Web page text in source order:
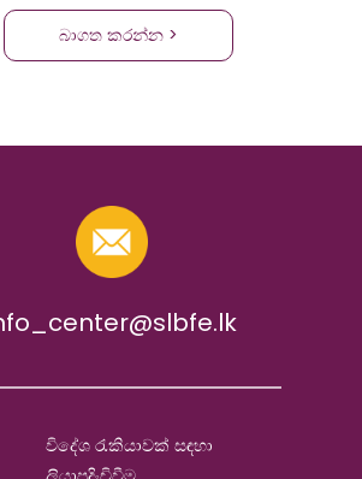
බාගත කරන්න >
විදේශ රැකියාවක් සඳහා